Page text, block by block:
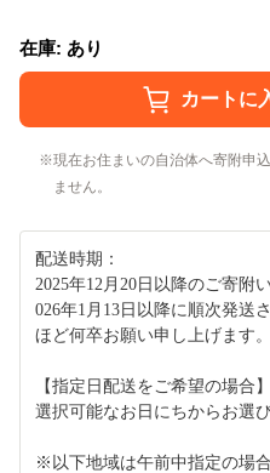
在庫: あり
現在お住まいの自治体へ寄附申
ません。
配送時期：
2025年12月20日以降のご寄附
026年1月13日以降に順次発送
ほど何卒お願い申し上げます。
【指定日配送をご希望の場合】
選択可能なお日にちからお選
※以下地域は午前中指定の場